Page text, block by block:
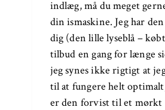
indlæg, må du meget
din ismaskine. Jeg har
dig (den lille lyseblå –
tilbud en gang for længe
jeg synes ikke rigtigt at
til at fungere helt
er den forvist til et mørkt